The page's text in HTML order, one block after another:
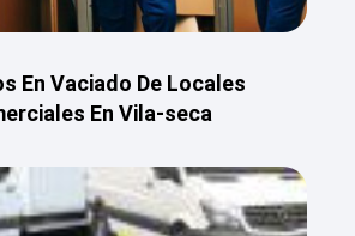
En Vaciado De Locales
En Vila-seca